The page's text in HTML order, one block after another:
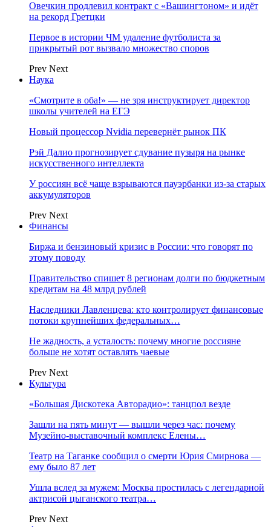
Овечкин продлевил контракт с «Вашингтоном» и идёт
на рекорд Гретцки
Первое в истории ЧМ удаление футболиста за
прикрытый рот вызвало множество споров
Prev Next
Наука
«Смотрите в оба!» — не зря инструктирует директор
школы учителей на ЕГЭ
Новый процессор Nvidia перевернёт рынок ПК
Рэй Далио прогнозирует сдувание пузыря на рынке
искусственного интеллекта
У россиян всё чаще взрываются пауэрбанки из-за старых
аккумуляторов
Prev Next
Финансы
Биржа и бензиновый кризис в России: что говорят по
этому поводу
Правительство спишет 8 регионам долги по бюджетным
кредитам на 48 млрд рублей
Наследники Лавленцева: кто контролирует финансовые
потоки крупнейших федеральных…
Не жадность, а усталость: почему многие россияне
больше не хотят оставлять чаевые
Prev Next
Культура
«Большая Дискотека Авторадио»: танцпол везде
Зашли на пять минут — вышли через час: почему
Музейно-выставочный комплекс Елены…
Театр на Таганке сообщил о смерти Юрия Смирнова —
ему было 87 лет
Ушла вслед за мужем: Москва простилась с легендарной
актрисой цыганского театра…
Prev Next